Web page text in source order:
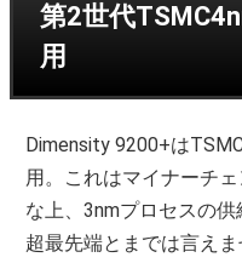
第2世代
用
Dimensity 9200+は
用。これはマイナーチ
な上、3nmプロセスの供
超最先端とまでは言え